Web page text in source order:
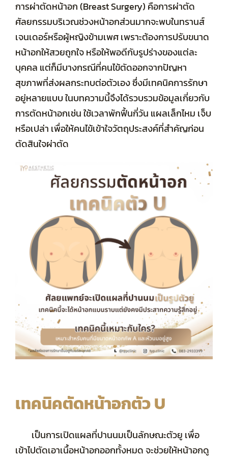
รวมรีวิวทั้งหมด
การผ่าตัดหน้าอก (Breast Surgery) คือการผ่าตัด
ศัลยกรรมบริเวณช่วงหน้าอกส่วนมากจะพบในทรานส์
เจนเดอร์หรือผู้หญิงข้ามเพศ เพราะต้องการปรับขนาด
หน้าอกให้สวยถูกใจ หรือให้พอดีกับรูปร่างของแต่ละ
บุคคล แต่ก็มีบางกรณีที่คนไข้ตัดออกจากปัญหา
สุขภาพที่ส่งผลกระทบต่อตัวเอง ซึ่งมีเทคนิคการรักษา
อยู่หลายแบบ ในบทความนี้จึงได้รวบรวมข้อมูลเกี่ยวกับ
การตัดหน้าอกเช่น ใช้เวลาพักฟื้นกี่วัน แผลเล็กไหม เจ็บ
หรือเปล่า เพื่อให้คนไข้เข้าใจวัตถุประสงค์ที่สำคัญก่อน
ตัดสินใจผ่าตัด
เทคนิคตัดหน้าอกตัว U
เป็นการเปิดแผลที่ปานนมเป็นลักษณะตัวยู เพื่อ
เข้าไปตัดเอาเนื้อหน้าอกออกทั้งหมด จะช่วยให้หน้าอกดู